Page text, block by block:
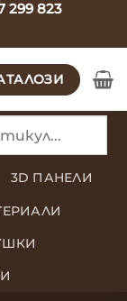
299 823
3D ПАНЕЛИ